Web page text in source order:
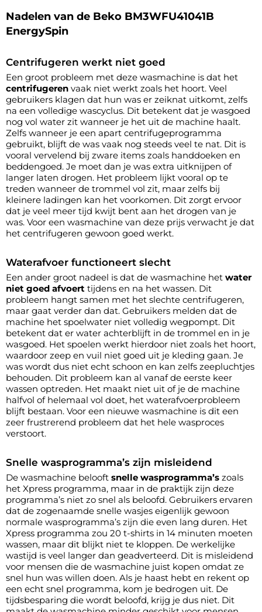
Nadelen van de Beko BM3WFU41041B
EnergySpin
Centrifugeren werkt niet goed
Een groot probleem met deze wasmachine is dat het
centrifugeren vaak niet werkt zoals het hoort. Veel
gebruikers klagen dat hun was er zeiknat uitkomt, zelfs
na een volledige wascyclus. Dit betekent dat je wasgoed
nog vol water zit wanneer je het uit de machine haalt.
Zelfs wanneer je een apart centrifugeprogramma
gebruikt, blijft de was vaak nog steeds veel te nat. Dit is
vooral vervelend bij zware items zoals handdoeken en
beddengoed. Je moet dan je was extra uitknijpen of
langer laten drogen. Het probleem lijkt vooral op te
treden wanneer de trommel vol zit, maar zelfs bij
kleinere ladingen kan het voorkomen. Dit zorgt ervoor
dat je veel meer tijd kwijt bent aan het drogen van je
was. Voor een wasmachine van deze prijs verwacht je dat
het centrifugeren gewoon goed werkt.
Waterafvoer functioneert slecht
Een ander groot nadeel is dat de wasmachine het water
niet goed afvoert tijdens en na het wassen. Dit
probleem hangt samen met het slechte centrifugeren,
maar gaat verder dan dat. Gebruikers melden dat de
machine het spoelwater niet volledig wegpompt. Dit
betekent dat er water achterblijft in de trommel en in je
wasgoed. Het spoelen werkt hierdoor niet zoals het hoort,
waardoor zeep en vuil niet goed uit je kleding gaan. Je
was wordt dus niet echt schoon en kan zelfs zeepluchtjes
behouden. Dit probleem kan al vanaf de eerste keer
wassen optreden. Het maakt niet uit of je de machine
halfvol of helemaal vol doet, het waterafvoerprobleem
blijft bestaan. Voor een nieuwe wasmachine is dit een
zeer frustrerend probleem dat het hele wasproces
verstoort.
Snelle wasprogramma’s zijn misleidend
De wasmachine belooft snelle wasprogramma’s zoals
het Xpress programma, maar in de praktijk zijn deze
programma’s niet zo snel als beloofd. Gebruikers ervaren
dat de zogenaamde snelle wasjes eigenlijk gewoon
normale wasprogramma’s zijn die even lang duren. Het
Xpress programma zou 20 t-shirts in 14 minuten moeten
wassen, maar dit blijkt niet te kloppen. De werkelijke
wastijd is veel langer dan geadverteerd. Dit is misleidend
voor mensen die de wasmachine juist kopen omdat ze
snel hun was willen doen. Als je haast hebt en rekent op
een echt snel programma, kom je bedrogen uit. De
tijdsbesparing die wordt beloofd, krijg je dus niet. Dit